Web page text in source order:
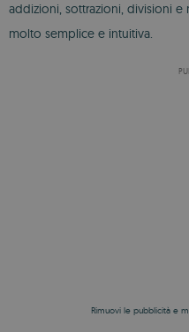
addizioni, sottrazioni, divisioni e
molto semplice e intuitiva.
Rimuovi le pubblicità e